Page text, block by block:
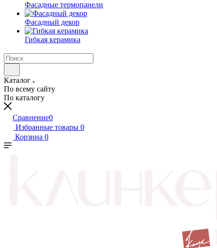
Фасадные термопанели
Фасадный декор
Гибкая керамика
Каталог
По всему сайту
По каталогу
Сравнение0
Избранные товары 0
Корзина 0